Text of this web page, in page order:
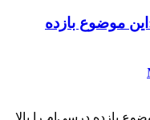
رتبه 29 ریاضی:این موضوع بازده
ریاضی:این موضوع بازده درسی‌ام را بالا